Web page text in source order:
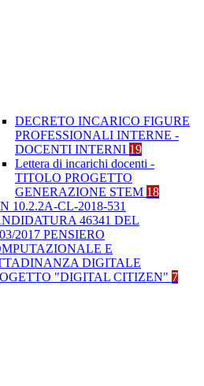
DECRETO INCARICO FIGURE
PROFESSIONALI INTERNE -
DOCENTI INTERNI 19
Lettera di incarichi docenti -
TITOLO PROGETTO
GENERAZIONE STEM 18
10.2.2A-CL-2018-531
46341 DEL
2017 PENSIERO
E
DIGITALE
"DIGITAL CITIZEN" 7